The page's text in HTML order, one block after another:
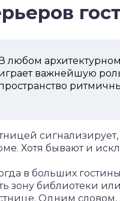
любом
важнейшую
Хотя бывают и
в больших
зону библиотеки
Одним